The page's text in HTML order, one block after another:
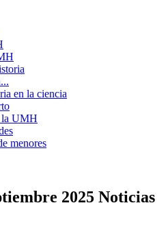
en la ciencia
la UMH
menores
2025 Noticias